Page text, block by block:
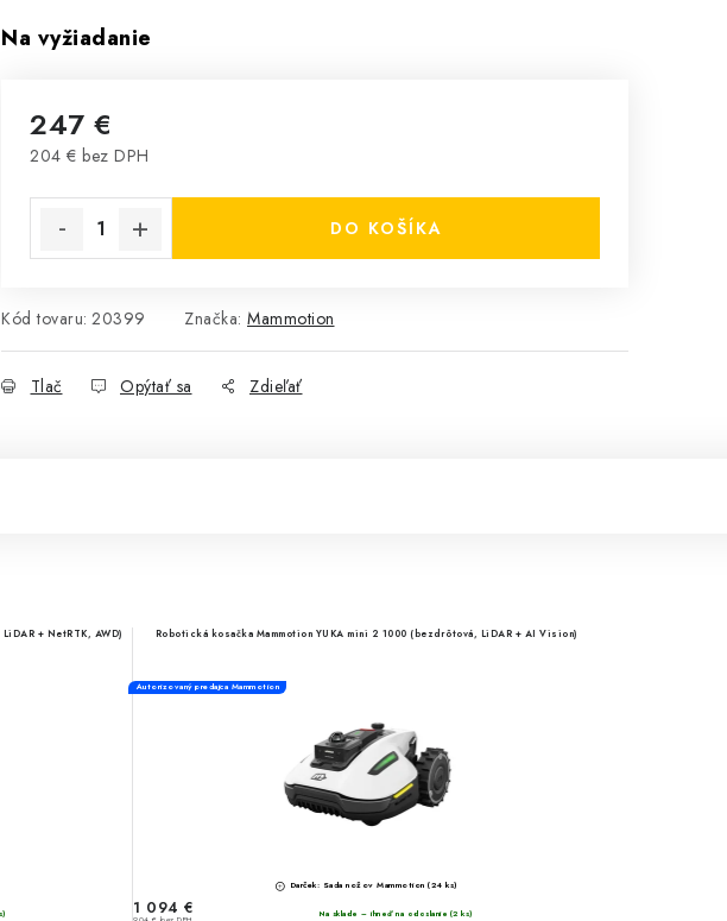
Na vyžiadanie
247 €
204 € bez DPH
DO KOŠÍKA
Kód tovaru: 20399 Značka: Mammotion
Tlač Opýtať sa Zdieľať